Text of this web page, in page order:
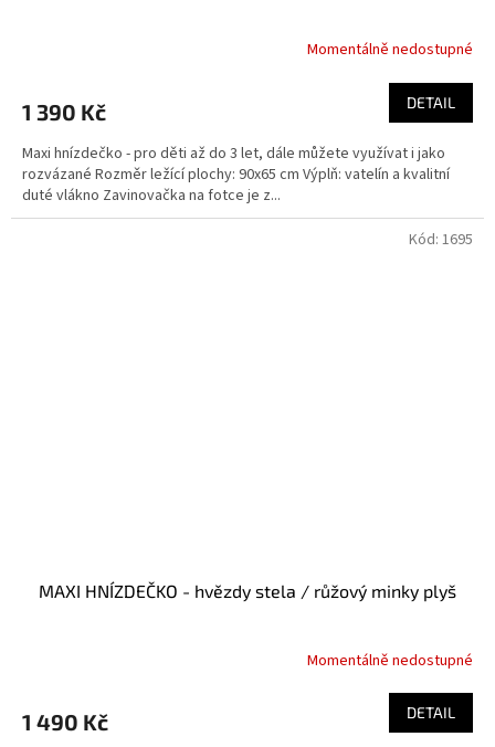
Momentálně nedostupné
1 390 Kč DETAIL
Maxi hnízdečko - pro děti až do 3 let, dále můžete využívat i jako
rozvázané Rozměr ležící plochy: 90x65 cm Výplň: vatelín a kvalitní
duté vlákno Zavinovačka na fotce je z...
MAXI HNÍZDEČKO - hvězdy stela / růžový minky plyš
Momentálně nedostupné
1 490 Kč DETAIL
Kód: 1695